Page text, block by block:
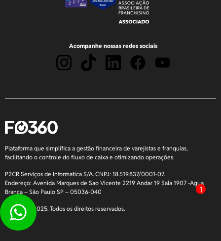
Acompanhe nossas redes sociais
Plataforma que simplifica a gestão financeira de varejistas e franquias,
facilitando o controle do fluxo de caixa e otimizando operações.
P2CR Serviços de Informatica S/A. CNPJ: 18.519.837/0001-07.
Endereço: Avenida Marques de Sao Vicente 2219 Andar 19 Sala 1907 -Agua
Branca – São Paulo SP – 05036-040
Copyright 2025. Todos os direitos reservados.
1